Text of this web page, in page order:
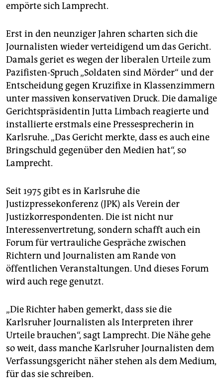
empörte sich Lamprecht.
Erst in den neunziger Jahren scharten sich die
Journalisten wieder verteidigend um das Gericht.
Damals geriet es wegen der liberalen Urteile zum
Pazifisten-Spruch „Soldaten sind Mörder“ und der
Entscheidung gegen Kruzifixe in Klassenzimmern
unter massiven konservativen Druck. Die damalige
Gerichtspräsidentin Jutta Limbach reagierte und
installierte erstmals eine Pressesprecherin in
Karlsruhe. „Das Gericht merkte, dass es auch eine
Bringschuld gegenüber den Medien hat“, so
Lamprecht.
Seit 1975 gibt es in Karlsruhe die
Justizpressekonferenz (JPK) als Verein der
Justizkorrespondenten. Die ist nicht nur
Interessenvertretung, sondern schafft auch ein
Forum für vertrauliche Gespräche zwischen
Richtern und Journalisten am Rande von
öffentlichen Veranstaltungen. Und dieses Forum
wird auch rege genutzt.
„Die Richter haben gemerkt, dass sie die
Karlsruher Journalisten als Interpreten ihrer
Urteile brauchen“, sagt Lamprecht. Die Nähe gehe
so weit, dass manche Karlsruher Journalisten dem
Verfassungsgericht näher stehen als dem Medium,
für das sie schreiben.